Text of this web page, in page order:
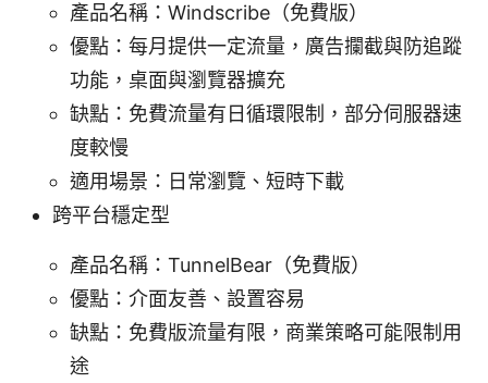
產品名稱：Windscribe（免費版）
優點：每月提供一定流量，廣告攔截與防追蹤
功能，桌面與瀏覽器擴充
缺點：免費流量有日循環限制，部分伺服器速
度較慢
適用場景：日常瀏覽、短時下載
跨平台穩定型
產品名稱：TunnelBear（免費版）
優點：介面友善、設置容易
缺點：免費版流量有限，商業策略可能限制用
途